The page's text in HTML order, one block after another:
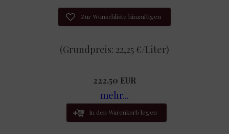
Zur Wunschliste hinzufügen
(Grundpreis: 22,25 €/Liter)
222.50 EUR
mehr...
In den Warenkorb legen